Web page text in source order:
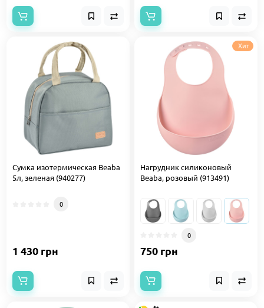
Сумка изотермическая Beaba
5л, зеленая (940277)
0
1 430 грн
Хит
Нагрудник силиконовый
Beaba, розовый (913491)
0
750 грн